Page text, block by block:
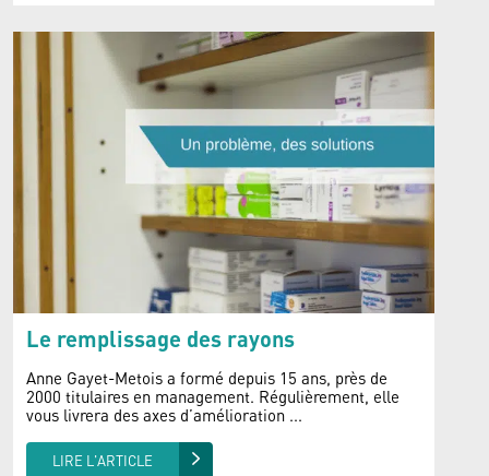
Le remplissage des rayons
Anne Gayet-Metois a formé depuis 15 ans, près de
2000 titulaires en management. Régulièrement, elle
vous livrera des axes d’amélioration ...
LIRE L'ARTICLE